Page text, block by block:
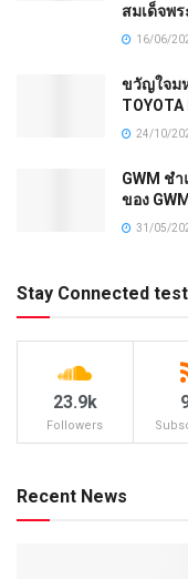
สมเด็จพ
16/06/
ขวัญใจม
TOYOTA
24/10/
GWM ช
ของ
31/05/
Stay Connected test
23.9k
Followers
Recent News